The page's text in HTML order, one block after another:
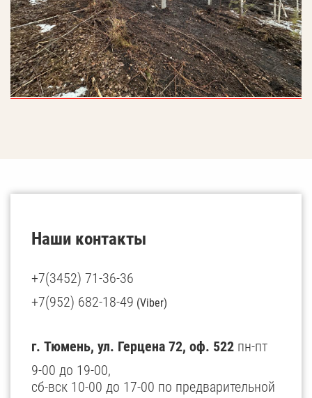
Наши контакты
+7(3452) 71-36-36
+7(952) 682-18-49 (Viber)
г. Тюмень, ул. Герцена 72, оф. 522 пн-пт
9-00 до 19-00,
сб-вск 10-00 до 17-00 по предварительной